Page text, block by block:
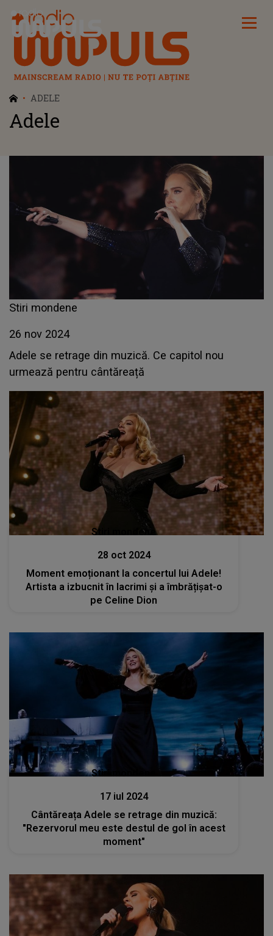
Radio Impuls
ADELE
Adele
Stiri mondene
26 nov 2024
Adele se retrage din muzică. Ce capitol nou
urmează pentru cântăreață
Stiri mondene
28 oct 2024
Moment emoționant la concertul lui Adele!
Artista a izbucnit în lacrimi și a îmbrățișat-o
pe Celine Dion
Stiri mondene
17 iul 2024
Cântăreața Adele se retrage din muzică:
"Rezervorul meu este destul de gol în acest
moment"